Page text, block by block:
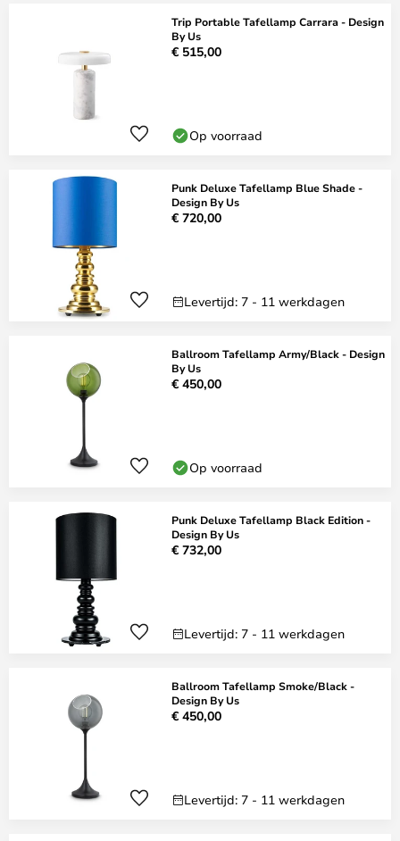
Trip Portable Tafellamp Carrara - Design
By Us
€ 515,00
Op voorraad
Punk Deluxe Tafellamp Blue Shade -
Design By Us
€ 720,00
Levertijd: 7 - 11 werkdagen
Ballroom Tafellamp Army/Black - Design
By Us
€ 450,00
Op voorraad
Punk Deluxe Tafellamp Black Edition -
Design By Us
€ 732,00
Levertijd: 7 - 11 werkdagen
Ballroom Tafellamp Smoke/Black -
Design By Us
€ 450,00
Levertijd: 7 - 11 werkdagen